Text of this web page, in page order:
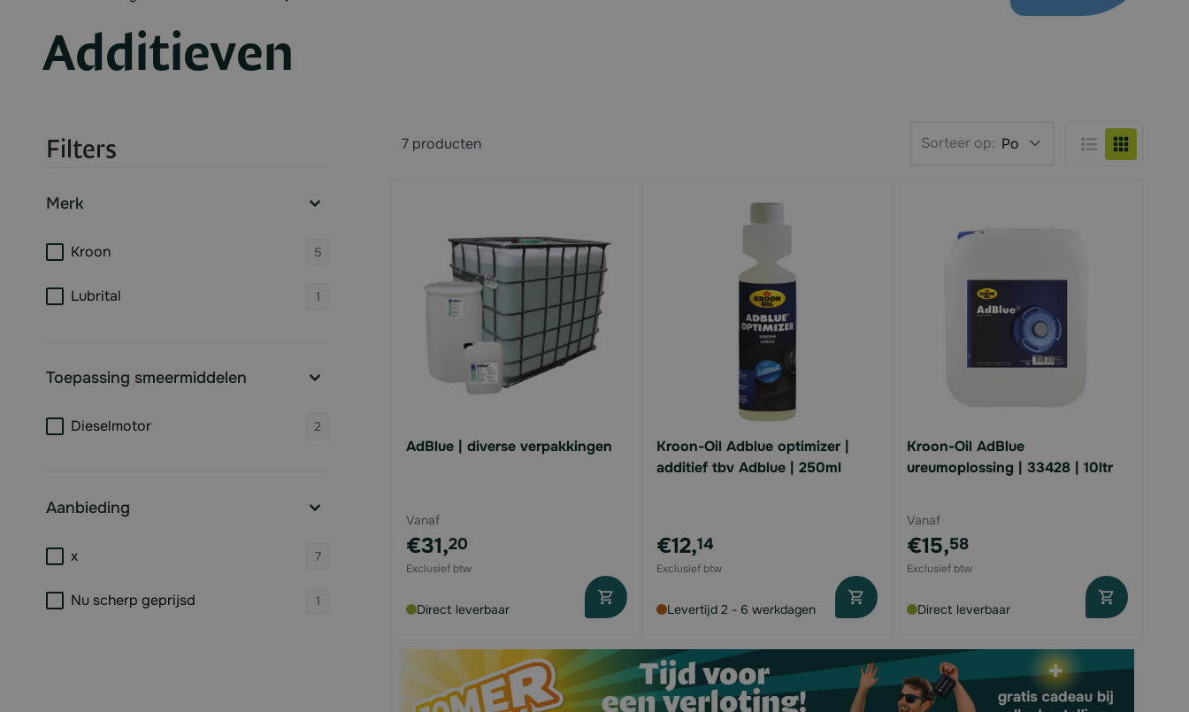
Additieven
Filters
Merk
Kroon 5 products available
Lubrital 1 products available
Toepassing smeermiddelen
Dieselmotor 2
Aanbieding
x 7 products available
Nu scherp geprijsd 1
7 producten Sorteer op: Foto-tabel
Lijst
AdBlue | diverse verpakkingen
Vanaf
€31,20
Direct leverbaar
Kroon-Oil Adblue optimizer |
additief tbv Adblue | 250ml
€12,14
Levertijd 2 - 6 werkdagen
Kroon-Oil AdBlue
ureumoplossing | 33428 | 10ltr
Vanaf
€15,58
Direct leverbaar